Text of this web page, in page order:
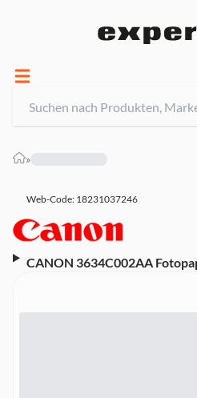
»
Web-Code: 18231037246
CANON 3634C002AA